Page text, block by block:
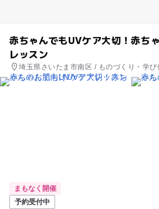
赤ちゃんでもUVケア大切！赤ち
レッスン
埼玉県さいたま市南区 / ものづくり・学び
まもなく開催
予約受付中